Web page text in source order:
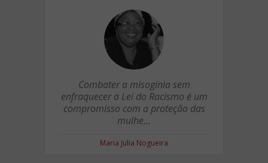
Combater a misoginia sem
enfraquecer a Lei do Racismo é um
compromisso com a proteção das
mulhe...
Maria Julia Nogueira